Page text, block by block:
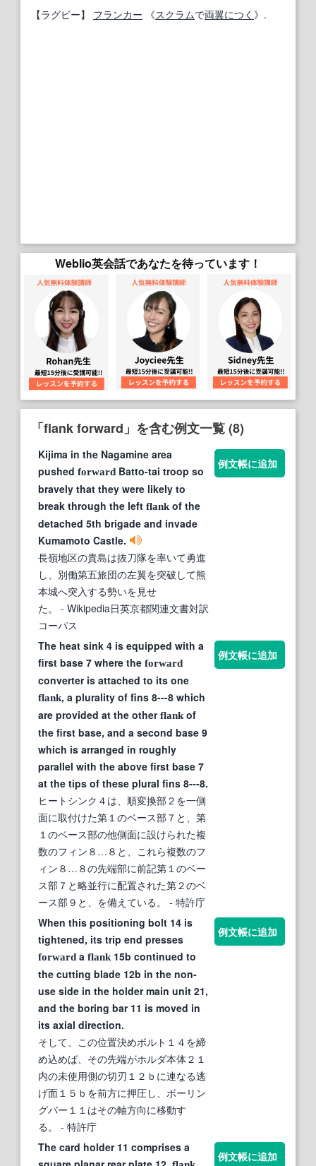
【ラグビー】 フランカー 《スクラムで両翼につく 》.
Weblio英会話であなたを待っています！
「flank forward」を含む例文一覧 (8)
Kijima in the Nagamine area
pushed forward Batto-tai troop so
bravely that they were likely to
break through the left flank of the
detached 5th brigade and invade
Kumamoto Castle.
長嶺地区の貴島は抜刀隊を率いて勇進
し、別働第五旅団の左翼を突破して熊
本城へ突入する勢いを見せ
た。
- Wikipedia日英京都関連文書対訳
コーパス
例文帳に追加
The heat sink 4 is equipped with a
first base 7 where the forward
converter is attached to its one
flank, a plurality of fins 8---8 which
are provided at the otherflank of
the first base, and a second base 9
which is arranged in roughly
parallel with the above first base 7
at the tips of these plural fins 8---8.
ヒートシンク４は、順変換部２を一側
面に取付けた第１のベース部７と、第
１のベース部の他側面に設けられた複
数のフィン８…８と、これら複数のフ
ィン８…８の先端部に前記第１のベー
ス部７と略並行に配置された第２のベ
ース部９と、を備えている。
- 特許庁
例文帳に追加
When this positioning bolt 14 is
tightened, its trip end presses
forward a flank 15b continued to
the cutting blade 12b in the non-
use side in the holder main unit 21,
and the boring bar 11 is moved in
its axial direction.
そして、この位置決めボルト１４を締
め込めば、その先端がホルダ本体２１
内の未使用側の切刃１２ｂに連なる逃
げ面１５ｂを前方に押圧し、ボーリン
グバー１１はその軸方向に移動す
る。
- 特許庁
例文帳に追加
The card holder 11 comprises a
例文帳に追加